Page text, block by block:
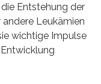
Entstehung der
Leukämien
wichtige Impulse